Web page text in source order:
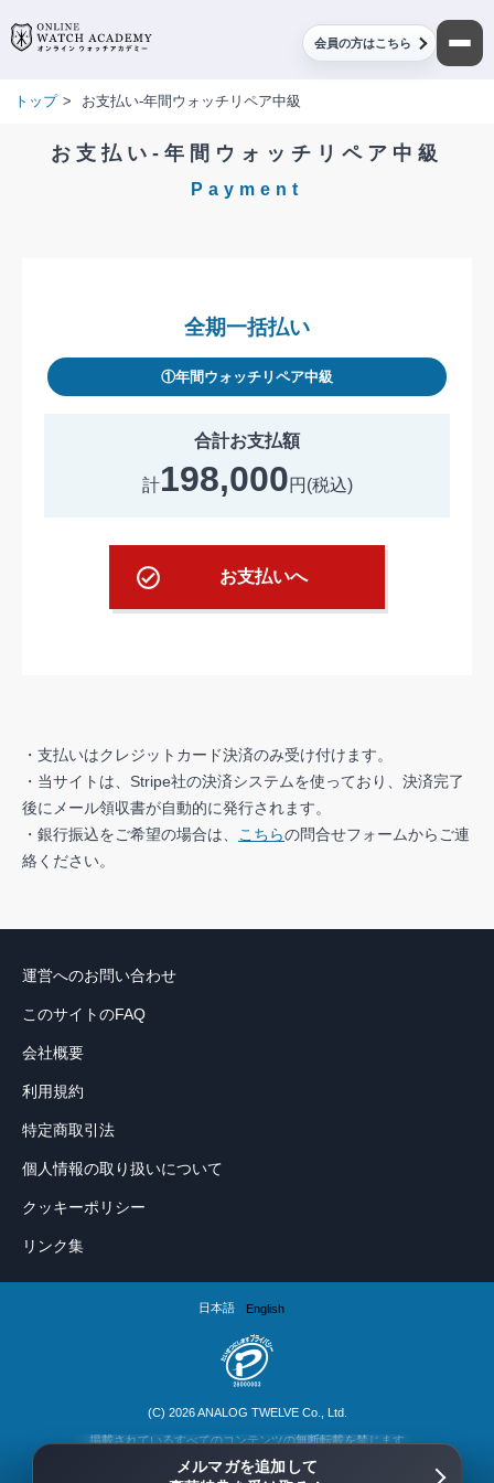
会員の方はこちら
メルマガを追加して
トップ > お支払い-年間ウォッチリペア中級
お支払い-年間ウォッチリペア中級
Payment
全期一括払い
①年間ウォッチリペア中級
合計お支払額
計198,000円(税込)
お支払いへ
・支払いはクレジットカード決済のみ受け付けます。
・当サイトは、Stripe社の決済システムを使っており、決済完了
後にメール領収書が自動的に発行されます。
・銀行振込をご希望の場合は、
こちらの問合せフォームからご連
絡ください。
運営へのお問い合わせ
このサイトのFAQ
会社概要
利用規約
特定商取引法
個人情報の取り扱いについて
クッキーポリシー
リンク集
日本語 English
(C) 2026 ANALOG TWELVE Co., Ltd.
掲載されているすべてのコンテンツの無断転載を禁じます